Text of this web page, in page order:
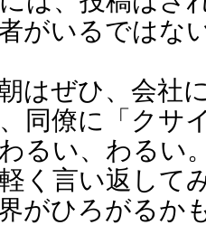
がいるではな
はぜひ、会社
同僚に「クサ
るい、わるい
く言い返して
がひろがるか